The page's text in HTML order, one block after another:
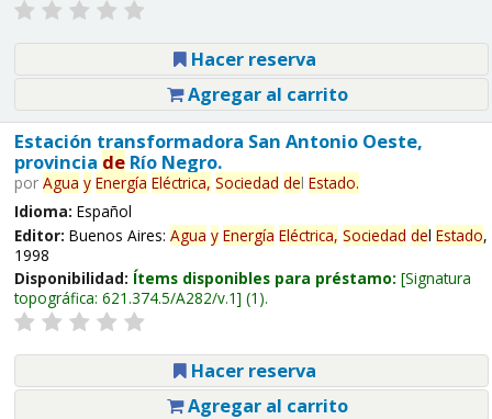
Hacer reserva
Agregar al carrito
Estación transformadora San Antonio Oeste,
provincia deRío Negro.
por Agua y Energía Eléctrica, Sociedad del Estado.
Idioma: Español
Editor: Buenos Aires: Agua y Energía Eléctrica, Sociedad del Estado,
1998
Disponibilidad: Ítems disponibles para préstamo: Signatura
topográfica: 621.374.5/A282/v.1 (1).
Hacer reserva
Agregar al carrito